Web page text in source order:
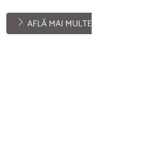
AFLĂ MAI MULTE